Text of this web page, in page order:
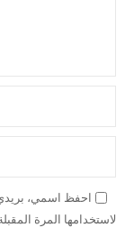
احفظ اسمي، بريدي
لاستخدامها المرة